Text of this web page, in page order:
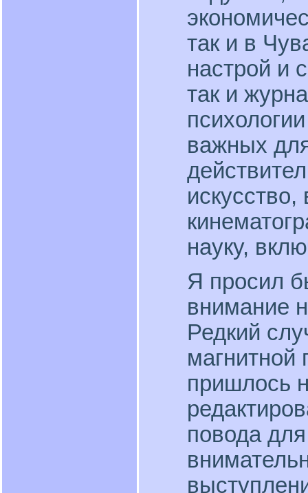
так и в
настрой и
так и
важных
искусство,
науку,
Я просил
внимание
Редкий
магнитной
пришлось
повода